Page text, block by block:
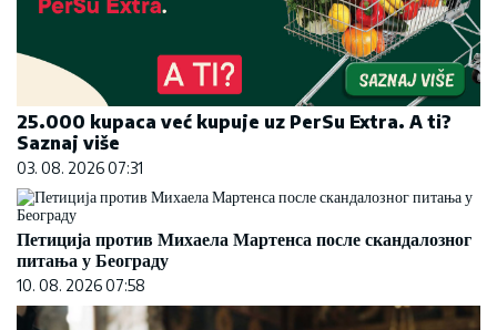
25.000 kupaca već kupuje uz PerSu Extra. A ti?
Saznaj više
03. 08. 2026 07:31
Петиција против Михаела Мартенса после скандалозног
питања у Београду
10. 08. 2026 07:58